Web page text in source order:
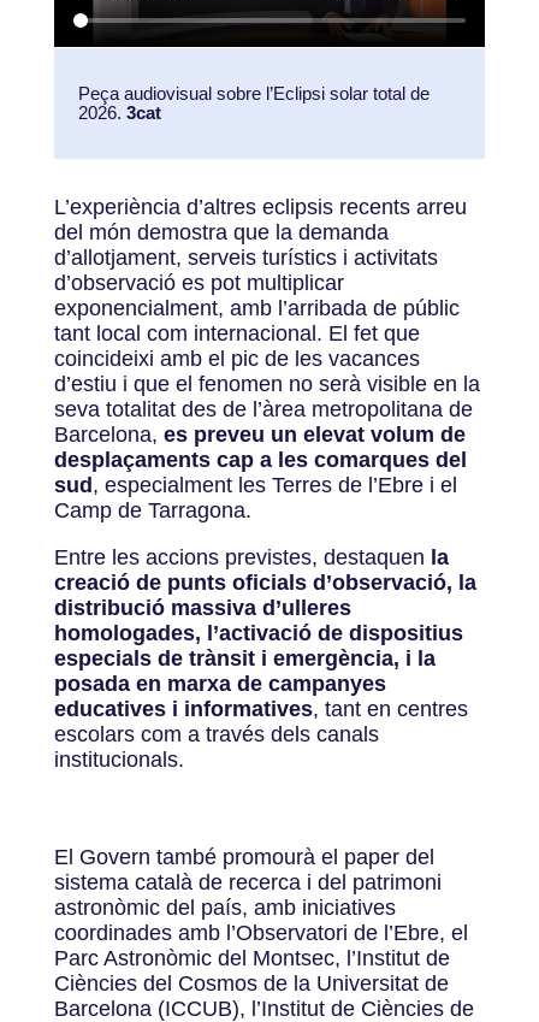
Peça audiovisual sobre l’Eclipsi solar total de
2026. 3cat
L’experiència d’altres eclipsis recents arreu
del món demostra que la demanda
d’allotjament, serveis turístics i activitats
d’observació es pot multiplicar
exponencialment, amb l’arribada de públic
tant local com internacional. El fet que
coincideixi amb el pic de les vacances
d’estiu i que el fenomen no serà visible en la
seva totalitat des de l’àrea metropolitana de
Barcelona, es preveu un elevat volum de
desplaçaments cap a les comarques del
sud , especialment les Terres de l’Ebre i el
Camp de Tarragona.
Entre les accions previstes, destaquen la
creació de punts oficials d’observació, la
distribució massiva d’ulleres
homologades, l’activació de dispositius
especials de trànsit i emergència, i la
posada en marxa de campanyes
educatives i informatives, tant en centres
escolars com a través dels canals
institucionals.
El Govern també promourà el paper del
sistema català de recerca i del patrimoni
astronòmic del país, amb iniciatives
coordinades amb l’Observatori de l’Ebre, el
Parc Astronòmic del Montsec, l’Institut de
Ciències del Cosmos de la Universitat de
Barcelona (ICCUB), l’Institut de Ciències de